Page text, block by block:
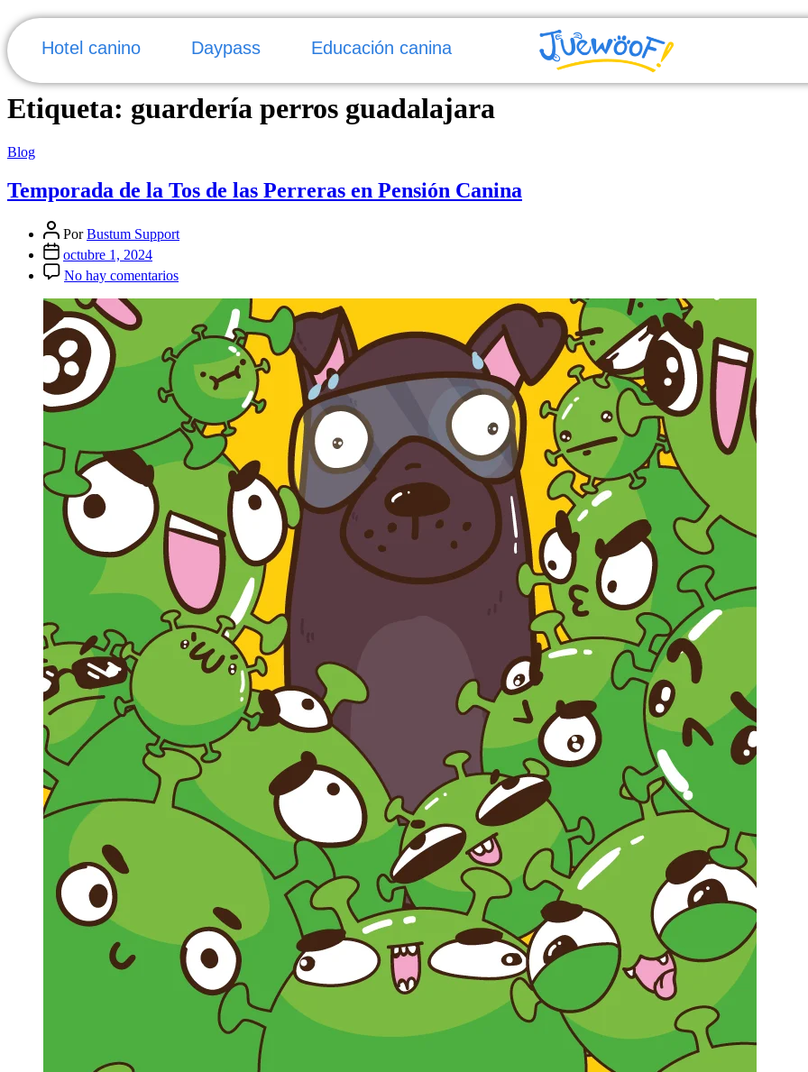
Hotel canino Daypass Educación canina
Etiqueta: guardería perros guadalajara
Blog
Temporada de la Tos de las Perreras en Pensión Canina
PorBustum Support
octubre 1, 2024
No hay comentarios